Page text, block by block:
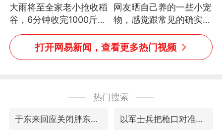
大雨将至全家老小抢收稻
谷，6分钟收完1000斤，
没有一个人掉链子
网友晒自己养的一些小宠
物，感觉跟常见的确实有
些不一样
打开网易新闻，查看更多热门视频
热门搜索
于东来回应关闭胖东来生活广场店 以军士兵把枪口对准中国记者